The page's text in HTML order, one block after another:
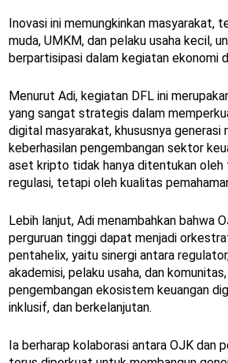
Inovasi ini memungkinkan masyarakat,
muda, UMKM, dan pelaku usaha kecil,
berpartisipasi dalam kegiatan ekonomi
Menurut Adi, kegiatan DFL ini
yang sangat strategis dalam
digital masyarakat, khususnya generasi
keberhasilan pengembangan sektor
aset kripto tidak hanya ditentukan oleh
regulasi, tetapi oleh kualitas
Lebih lanjut, Adi menambahkan bahwa
perguruan tinggi dapat menjadi
pentahelix, yaitu sinergi antara
akademisi, pelaku usaha, dan
pengembangan ekosistem keuangan
inklusif, dan berkelanjutan.
Ia berharap kolaborasi antara OJK dan